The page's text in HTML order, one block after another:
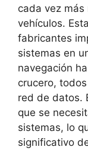
cada vez
vehículos.
fabricantes
sistemas en
navegación
crucero,
red de datos.
que se
sistemas, lo
significativo